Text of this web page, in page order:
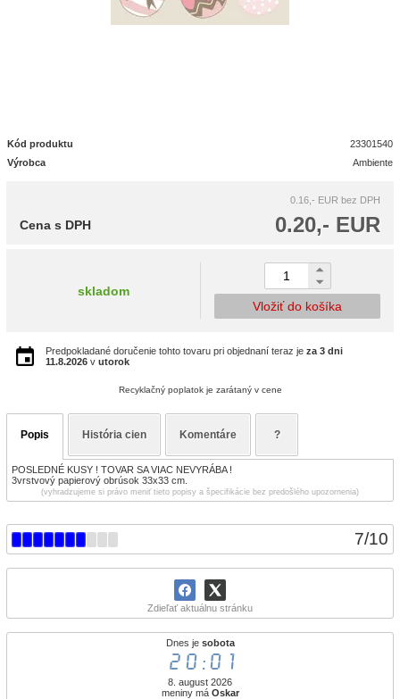
7/10
Zdieľať aktuálnu stránku
Dnes je sobota
20:01
8. august 2026
meniny má Oskar
Kód produktu
23301540
Výrobca
Ambiente
0.16,- EUR bez DPH
0.20,- EUR
Cena s DPH
skladom
Vložiť do košíka
Predpokladané doručenie tohto tovaru pri objednaní teraz je za 3 dni
11.8.2026 v utorok
Recyklačný poplatok je zarátaný v cene
Popis História cien Komentáre ?
POSLEDNÉ KUSY ! TOVAR SA VIAC NEVYRÁBA !
3vrstvový papierový obrúsok 33x33 cm.
(vyhradzujeme si právo meniť tieto popisy a špecifikácie bez predošlého upozornenia)